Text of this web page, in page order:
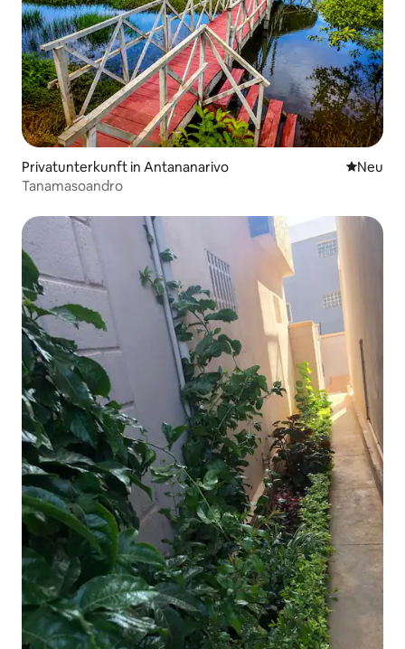
Privatunterkunft in Antananarivo Neue
Neu
Tanamasoandro